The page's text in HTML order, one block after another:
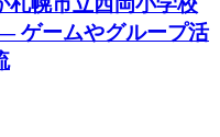
ゲームやグループ活